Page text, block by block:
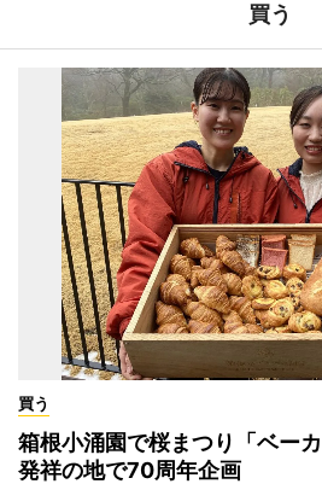
買う
買う
箱根小涌園で桜まつり「ベー
発祥の地で70周年企画